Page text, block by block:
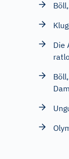
Die